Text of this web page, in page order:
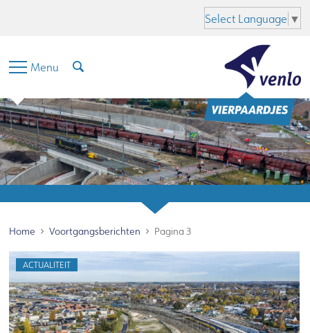
Select Language ▼
Menu
Home Voortgangsberichten Pagina 3
ACTUALITEIT